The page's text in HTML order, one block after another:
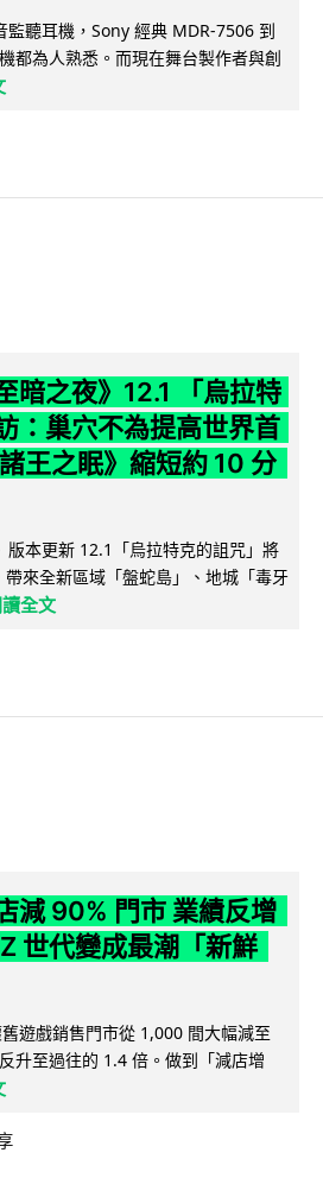
監聽耳機，Sony 經典 MDR-7506 到
都為人熟悉。而現在舞台製作者與創
暗之夜》12.1 「烏拉特
：巢穴不為提高世界首
王之眠》縮短約 10 分
版本更新 12.1「烏拉特克的詛咒」將
來全新區域「盤蛇島」、地城「毒牙
全文
減 90% 門市 業績反增
世代變成最潮「新鮮
遊戲銷售門市從 1,000 間大幅減至
升至過往的 1.4 倍。做到「減店增